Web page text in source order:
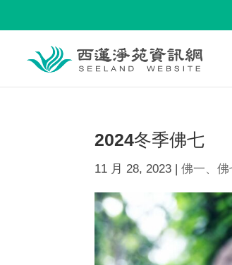
2024冬季佛七
11 月 28, 2023 |佛一、佛